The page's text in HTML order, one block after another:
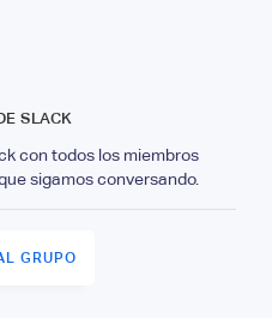
SLACK
con todos los miembros
sigamos conversando.
GRUPO